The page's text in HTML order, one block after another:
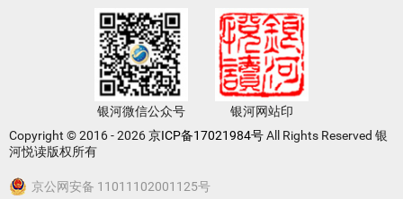
银河微信公众号
银河网站印
Copyright © 2016 - 2026京ICP备17021984号All Rights Reserved 银
河悦读版权所有
京公网安备 11011102001125号